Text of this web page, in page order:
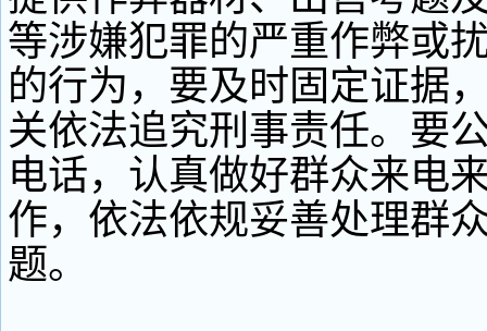
等涉嫌犯罪的严重作弊或
的行为，要及时固定证据
关依法追究刑事责任。要
电话，认真做好群众来电
作，依法依规妥善处理群
题。